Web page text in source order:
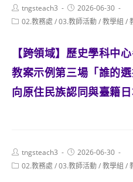
Post
author:
tngsteach3
Post
published:
2026-06-30
Post02.教務處 /03.教師活動/教學組 /
【跨領域】歷史學科中
教案示例第三場「誰的
向原住民族認同與臺籍日
Post
author:
tngsteach3
Post
published:
2026-06-30
Post02.教務處 /03.教師活動/教學組 /